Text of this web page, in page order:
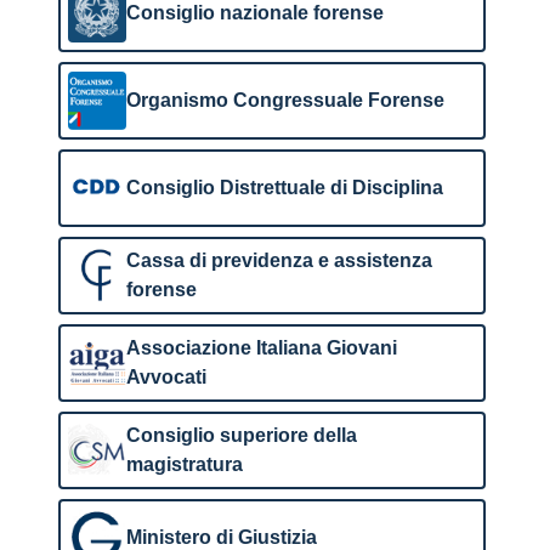
Consiglio nazionale forense
Organismo Congressuale Forense
Consiglio Distrettuale di Disciplina
Cassa di previdenza e assistenza
forense
Associazione Italiana Giovani
Avvocati
Consiglio superiore della
magistratura
Ministero di Giustizia